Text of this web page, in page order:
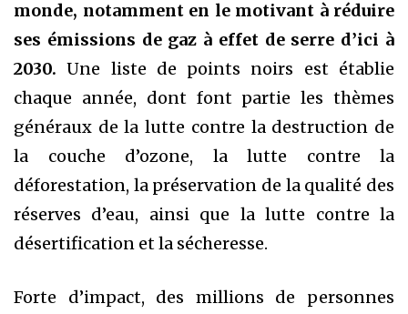
monde, notamment en le motivant à réduire
ses émissions de gaz à effet de serre d’ici à
2030.Une liste de points noirs est établie
chaque année, dont font partie les thèmes
généraux de la lutte contre la destruction de
la couche d’ozone, la lutte contre la
déforestation, la préservation de la qualité des
réserves d’eau, ainsi que la lutte contre la
désertification et la sécheresse.
Forte d’impact, des millions de personnes